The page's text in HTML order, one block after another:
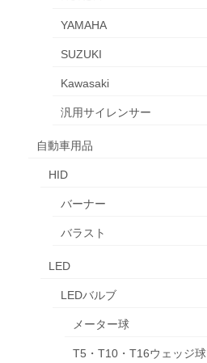
YAMAHA
SUZUKI
Kawasaki
汎用サイレンサー
自動車用品
HID
バーナー
バラスト
LED
LEDバルブ
メーター球
T5・T10・T16ウェッジ球